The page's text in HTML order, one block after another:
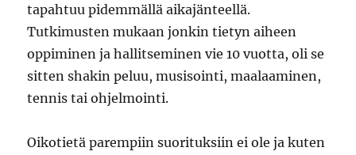
tapahtuu pidemmällä aikajänteellä.
Tutkimusten mukaan jonkin tietyn aiheen
oppiminen ja hallitseminen vie 10 vuotta, oli se
sitten shakin peluu, musisointi, maalaaminen,
tennis tai ohjelmointi.
Oikotietä parempiin suorituksiin ei ole ja kuten